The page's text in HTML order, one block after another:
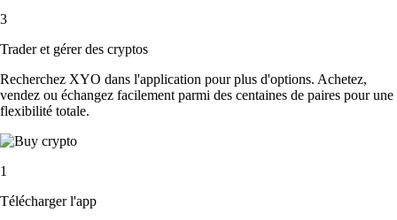
3
Trader et gérer des cryptos
Recherchez XYO dans l'application pour plus d'options. Achetez,
vendez ou échangez facilement parmi des centaines de paires pour une
flexibilité totale.
1
Télécharger l'app